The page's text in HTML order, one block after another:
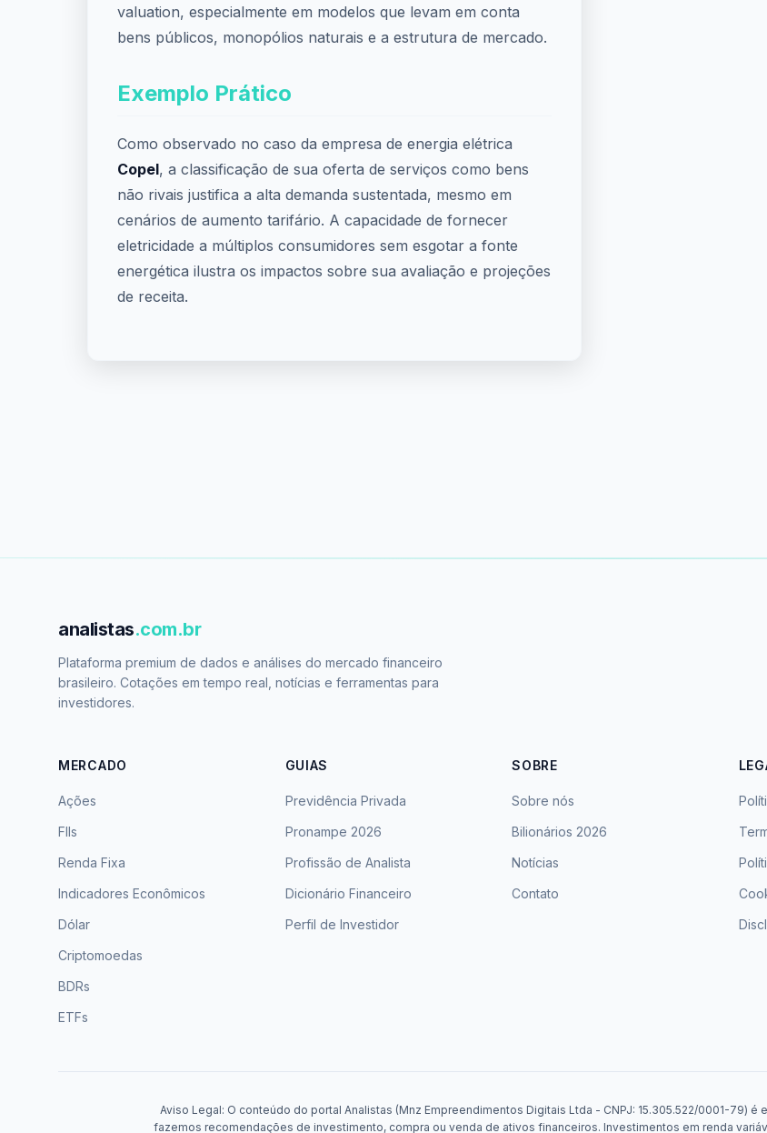
valuation, especialmente em modelos que levam em conta
bens públicos, monopólios naturais e a estrutura de mercado.
Exemplo Prático
Como observado no caso da empresa de energia elétrica
Copel, a classificação de sua oferta de serviços como bens
não rivais justifica a alta demanda sustentada, mesmo em
cenários de aumento tarifário. A capacidade de fornecer
eletricidade a múltiplos consumidores sem esgotar a fonte
energética ilustra os impactos sobre sua avaliação e projeções
de receita.
analistas.com.br
Plataforma premium de dados e análises do mercado financeiro
brasileiro. Cotações em tempo real, notícias e ferramentas para
investidores.
MERCADO
Ações
FIIs
Renda Fixa
Indicadores Econômicos
Dólar
Criptomoedas
BDRs
ETFs
GUIAS
Previdência Privada
Pronampe 2026
Profissão de Analista
Dicionário Financeiro
Perfil de Investidor
SOBRE
Sobre nós
Bilionários 2026
Notícias
Contato
Aviso Legal: O conteúdo do portal Analistas (Mnz Empreendimentos Digitais Ltda - CNPJ: 15.305.522/0001-79)
fazemos recomendações de investimento, compra ou venda de ativos financeiros. Investimentos em renda